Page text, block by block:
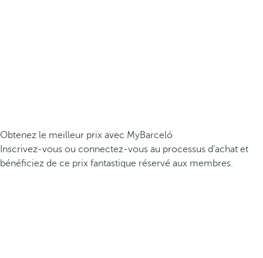
Obtenez le meilleur prix avec MyBarceló
Inscrivez-vous ou connectez-vous au processus d’achat et
bénéficiez de ce prix fantastique réservé aux membres.